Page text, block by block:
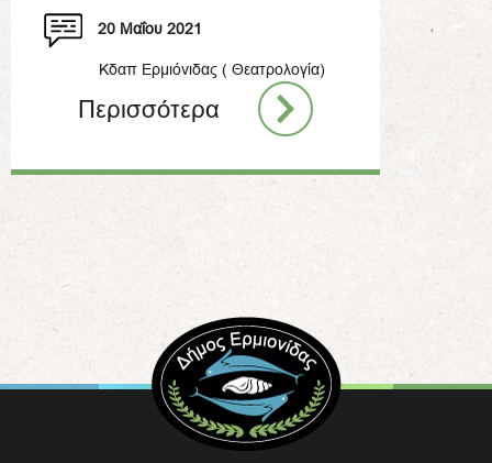
20 Μαΐου 2021
Κδαπ Ερμιόνιδας ( Θεατρολογία)
Περισσότερα